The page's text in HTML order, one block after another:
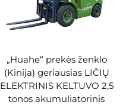
„Huahe“ prekės ženklo
(Kinija) geriausias LIČIŲ
ELEKTRINIS KELTUVO 2,5
tonos akumuliatorinis